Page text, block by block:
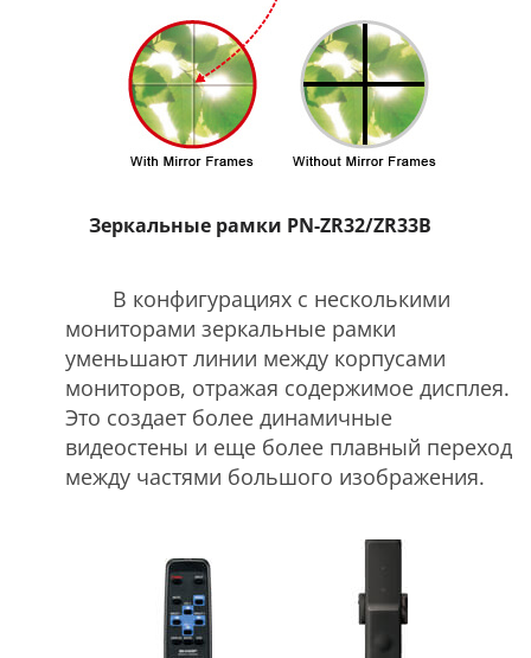
Зеркальные рамки PN-ZR32/ZR33В
В конфигурациях с несколькими
мониторами зеркальные рамки
уменьшают линии между корпусами
мониторов, отражая содержимое дисплея.
Это создает более динамичные
видеостены и еще более плавный переход
между частями большого изображения.